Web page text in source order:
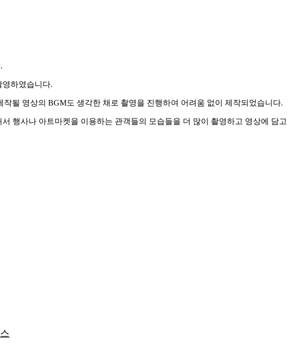
하였습니다.
될 영상의 BGM도 생각한 채로 촬영을 진행하여 어려움 없이 제작되었습니다.
행사나 아트마켓을 이용하는 관객들의 모습들을 더 많이 촬영하고 영상에 담고